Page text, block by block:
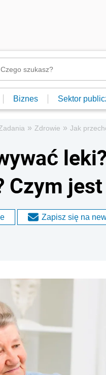
Biznes Sektor
» Zdrowie » Jak
Czym
Zapisz się na